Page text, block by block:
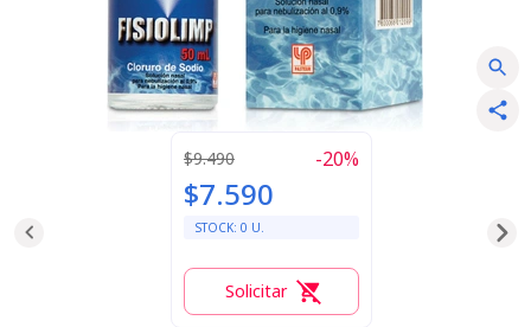
$9.490 -20%
$7.590
STOCK: 0 U.
Solicitar